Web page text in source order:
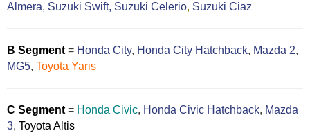
Almera, Suzuki Swift, Suzuki Celerio, Suzuki Ciaz
B Segment = Honda City, Honda City Hatchback, Mazda 2,
MG5, Toyota Yaris
C Segment= Honda Civic, Honda Civic Hatchback, Mazda
3, Toyota Altis